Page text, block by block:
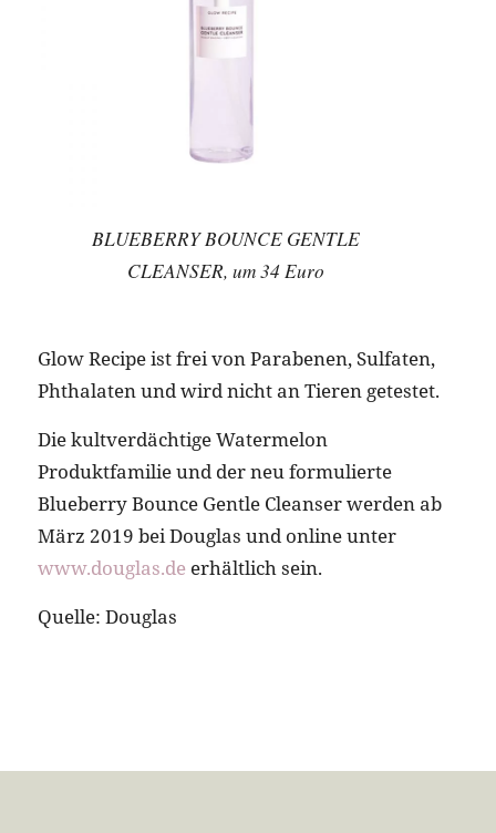
BLUEBERRY BOUNCE GENTLE
CLEANSER, um 34 Euro
Glow Recipe ist frei von Parabenen, Sulfaten,
Phthalaten und wird nicht an Tieren getestet.
Die kultverdächtige Watermelon
Produktfamilie und der neu formulierte
Blueberry Bounce Gentle Cleanser werden ab
März 2019 bei Douglas und online unter
www.douglas.de erhältlich sein.
Quelle: Douglas